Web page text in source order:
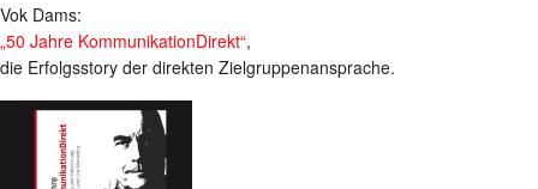
Vok Dams:
„50 Jahre KommunikationDirekt“,
die Erfolgsstory der direkten Zielgruppenansprache.